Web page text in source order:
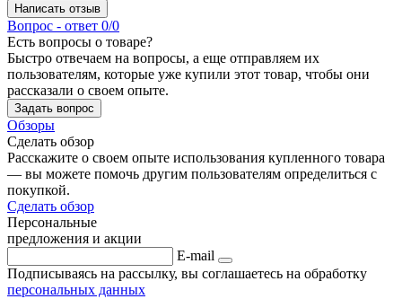
Написать отзыв
Вопрос - ответ 0/0
Есть вопросы о товаре?
Быстро отвечаем на вопросы, а еще отправляем их
пользователям, которые уже купили этот товар, чтобы они
рассказали о своем опыте.
Задать вопрос
Обзоры
Сделать обзор
Расскажите о своем опыте использования купленного товара
— вы можете помочь другим пользователям определиться с
покупкой.
Сделать обзор
Персональные
предложения и акции
E-mail
Подписываясь на рассылку, вы соглашаетесь на обработку
персональных данных